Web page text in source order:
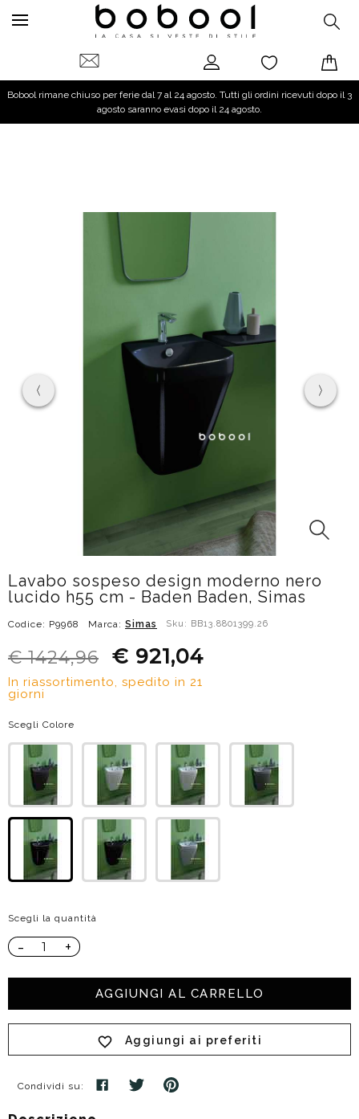
Bobool rimane chiuso per ferie dal 7 al 24 agosto. Tutti gli ordini ricevuti dopo il 3
agosto saranno evasi dopo il 24 agosto.
Lavabo sospeso design moderno nero
lucido h55 cm - Baden Baden, Simas
Codice: P9968 Marca: Simas Sku: BB13.8801399.26
€ 1424,96 € 921,04
In riassortimento, spedito in 21
giorni
Scegli Colore
Scegli la quantità
- +
AGGIUNGI AL CARRELLO
Aggiungi ai preferiti
Condividi su: